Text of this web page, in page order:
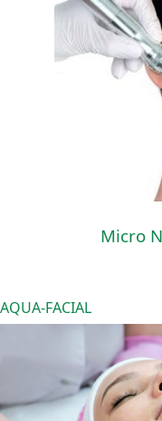
Micro
AQUA-FACIAL